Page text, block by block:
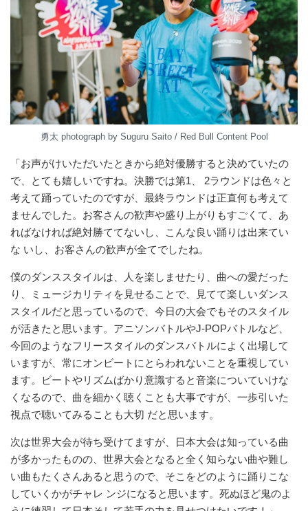
勇太 photograph by Suguru Saito / Red Bull Content Pool
「お声がけいただいたときから絶対優勝すると決めていたの
で、とても嬉しいですね。決勝では第1、 2ラウンドは色々と
考えて踊っていたのですが、最終ラウンドは正直何も考えて
ませんでした。お客さんの歓声や盛り上がりもすごくて、あ
ればなければ絶対勝ててないし、こんな良い踊りは出来てい
な いし、お客さんの歓声が全てでしたね。
僕のダンススタイルは、人を楽しませたり、曲への愛だった
り、ミュージカリティを見せることで、見てて楽しいダンス
スタイルだと思っているので、今日の大会でもそのスタイル
が活きたと思います。アニソンバトルやJ-POPバトルなど、
今回のようなフリースタイルのダンスバトルによく出場して
いますが、常にオンビートにとらわれないことを重視してい
ます。ビートやリズムばかり意識すると音楽についていけな
くなるので、曲を細かく聴くことも大事ですが、一歩引いた
視点で聴いてみることも大切 だと思います。
次は世界大会が待ち受けてますが、日本大会は知っている曲
が多かったものの、世界大会となると全く知らない曲や難し
い曲もたくさんあると思うので、そこをどのように踊りこな
していくかがチャレ ンジになると思います。死ぬほど鬼のよ